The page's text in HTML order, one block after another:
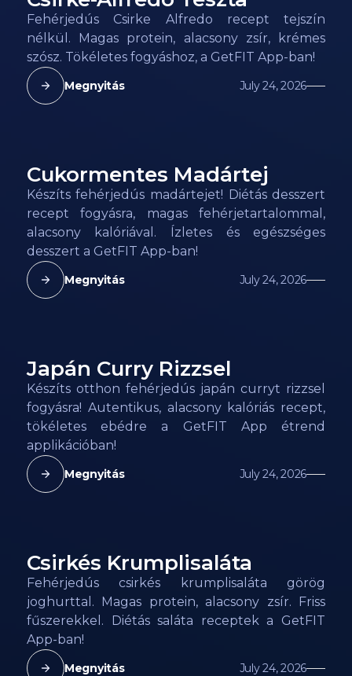
Fehérjedús Csirke Alfredo recept tejszín
nélkül. Magas protein, alacsony zsír, krémes
szósz. Tökéletes fogyáshoz, a GetFIT App-ban!
Megnyitás July 24, 2026
98kcal
Cukormentes Madártej
Készíts fehérjedús madártejet! Diétás desszert
recept fogyásra, magas fehérjetartalommal,
alacsony kalóriával. Ízletes és egészséges
desszert a GetFIT App-ban!
Megnyitás July 24, 2026
112 kcal
Japán Curry Rizzsel
Készíts otthon fehérjedús japán curryt rizzsel
fogyásra! Autentikus, alacsony kalóriás recept,
tökéletes ebédre a GetFIT App étrend
applikációban!
Megnyitás July 24, 2026
96kcal
Csirkés Krumplisaláta
Fehérjedús csirkés krumplisaláta görög
joghurttal. Magas protein, alacsony zsír. Friss
fűszerekkel. Diétás saláta receptek a GetFIT
App-ban!
Megnyitás July 24, 2026